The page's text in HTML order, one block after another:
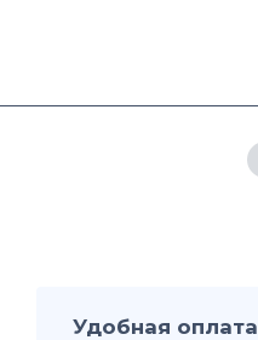
Удобная оплата